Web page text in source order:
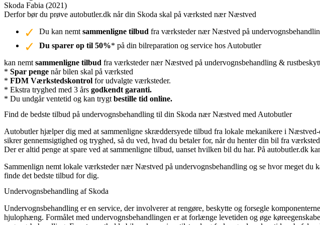
Skoda Fabia (2021)
Derfor bør du prøve autobutler.dk når din Skoda skal på værksted nær Næstved
Du kan nemt sammenligne tilbud fra værksteder nær Næstved på
Du sparer op til 50%* på din bilreparation og service hos Autobutler
kan nemt sammenligne tilbud fra værksteder nær Næstved på undervognsbehandling &
* Spar penge når bilen skal på værksted
* FDM Værkstedskontrol for udvalgte værksteder.
* Ekstra tryghed med 3 års godkendt garanti.
* Du undgår ventetid og kan trygt bestille tid online.
Find de bedste tilbud på undervognsbehandling til din Skoda nær Næstved med Autobutler
Autobutler hjælper dig med at sammenligne skræddersyede tilbud fra lokale mekanikere i
sikrer gennemsigtighed og tryghed, så du ved, hvad du betaler for, når du henter din bil fra
Der er altid penge at spare ved at sammenligne tilbud, uanset hvilken bil du har. På autobutler.dk
Sammenlign nemt lokale værksteder nær Næstved på undervognsbehandling og se hvor meget du
finde det bedste tilbud for dig.
Undervognsbehandling af Skoda
Undervognsbehandling er en service, der involverer at rengøre, beskytte og forsegle
hjulophæng. Formålet med undervognsbehandlingen er at forlænge levetiden og øge